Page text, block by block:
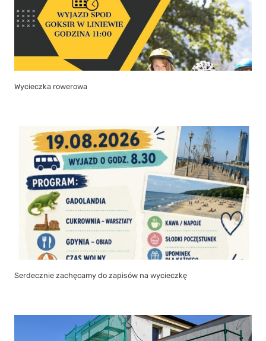
Wycieczka rowerowa
Serdecznie zachęcamy do zapisów na wycieczkę